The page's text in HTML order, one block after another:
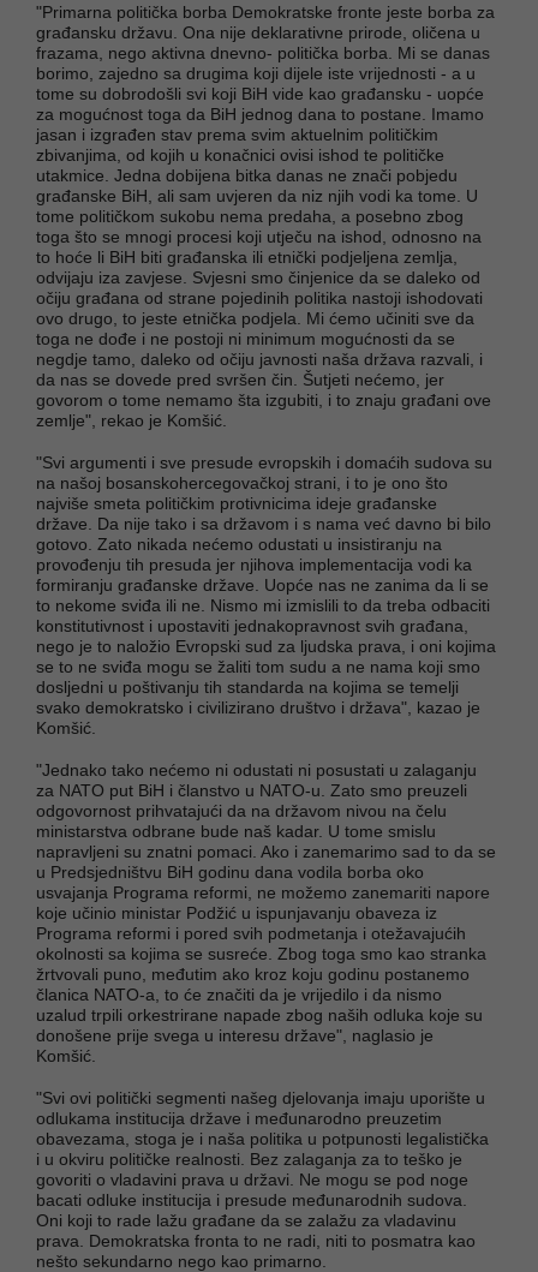
"Primarna politička borba Demokratske fronte jeste borba za
građansku državu. Ona nije deklarativne prirode, oličena u
frazama, nego aktivna dnevno- politička borba. Mi se danas
borimo, zajedno sa drugima koji dijele iste vrijednosti - a u
tome su dobrodošli svi koji BiH vide kao građansku - uopće
za mogućnost toga da BiH jednog dana to postane. Imamo
jasan i izgrađen stav prema svim aktuelnim političkim
zbivanjima, od kojih u konačnici ovisi ishod te političke
utakmice. Jedna dobijena bitka danas ne znači pobjedu
građanske BiH, ali sam uvjeren da niz njih vodi ka tome. U
tome političkom sukobu nema predaha, a posebno zbog
toga što se mnogi procesi koji utječu na ishod, odnosno na
to hoće li BiH biti građanska ili etnički podjeljena zemlja,
odvijaju iza zavjese. Svjesni smo činjenice da se daleko od
očiju građana od strane pojedinih politika nastoji ishodovati
ovo drugo, to jeste etnička podjela. Mi ćemo učiniti sve da
toga ne dođe i ne postoji ni minimum mogućnosti da se
negdje tamo, daleko od očiju javnosti naša država razvali, i
da nas se dovede pred svršen čin. Šutjeti nećemo, jer
govorom o tome nemamo šta izgubiti, i to znaju građani ove
zemlje", rekao je Komšić.
"Svi argumenti i sve presude evropskih i domaćih sudova su
na našoj bosanskohercegovačkoj strani, i to je ono što
najviše smeta političkim protivnicima ideje građanske
države. Da nije tako i sa državom i s nama već davno bi bilo
gotovo. Zato nikada nećemo odustati u insistiranju na
provođenju tih presuda jer njihova implementacija vodi ka
formiranju građanske države. Uopće nas ne zanima da li se
to nekome sviđa ili ne. Nismo mi izmislili to da treba odbaciti
konstitutivnost i upostaviti jednakopravnost svih građana,
nego je to naložio Evropski sud za ljudska prava, i oni kojima
se to ne sviđa mogu se žaliti tom sudu a ne nama koji smo
dosljedni u poštivanju tih standarda na kojima se temelji
svako demokratsko i civilizirano društvo i država", kazao je
Komšić.
"Jednako tako nećemo ni odustati ni posustati u zalaganju
za NATO put BiH i članstvo u NATO-u. Zato smo preuzeli
odgovornost prihvatajući da na državom nivou na čelu
ministarstva odbrane bude naš kadar. U tome smislu
napravljeni su znatni pomaci. Ako i zanemarimo sad to da se
u Predsjedništvu BiH godinu dana vodila borba oko
usvajanja Programa reformi, ne možemo zanemariti napore
koje učinio ministar Podžić u ispunjavanju obaveza iz
Programa reformi i pored svih podmetanja i otežavajućih
okolnosti sa kojima se susreće. Zbog toga smo kao stranka
žrtvovali puno, međutim ako kroz koju godinu postanemo
članica NATO-a, to će značiti da je vrijedilo i da nismo
uzalud trpili orkestrirane napade zbog naših odluka koje su
donošene prije svega u interesu države", naglasio je
Komšić.
"Svi ovi politički segmenti našeg djelovanja imaju uporište u
odlukama institucija države i međunarodno preuzetim
obavezama, stoga je i naša politika u potpunosti legalistička
i u okviru političke realnosti. Bez zalaganja za to teško je
govoriti o vladavini prava u državi. Ne mogu se pod noge
bacati odluke institucija i presude međunarodnih sudova.
Oni koji to rade lažu građane da se zalažu za vladavinu
prava. Demokratska fronta to ne radi, niti to posmatra kao
nešto sekundarno nego kao primarno.